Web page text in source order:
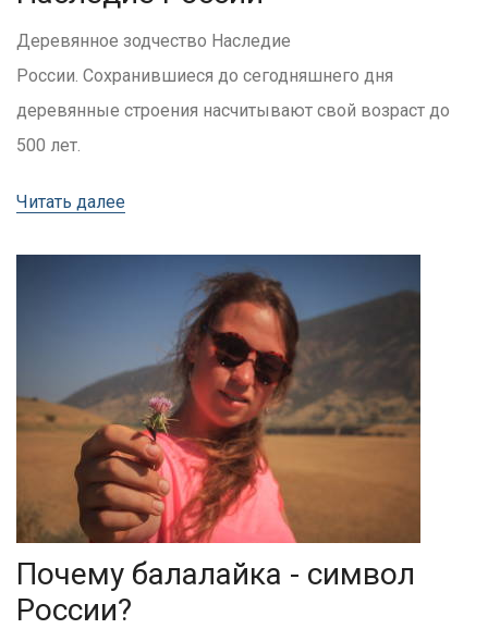
Деревянное зодчество Наследие
России. Сохранившиеся до сегодняшнего дня
деревянные строения насчитывают свой возраст до
500 лет.
Читать далее
Почему балалайка - символ
России?